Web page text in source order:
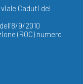
Caduti del
9/2010
(ROC) numero